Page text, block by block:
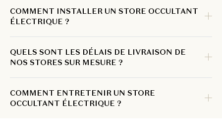
COMMENT INSTALLER UN STORE OCCULTANT
ÉLECTRIQUE ?
QUELS SONT LES DÉLAIS DE LIVRAISON DE
NOS STORES SUR MESURE ?
COMMENT ENTRETENIR UN STORE
OCCULTANT ÉLECTRIQUE ?